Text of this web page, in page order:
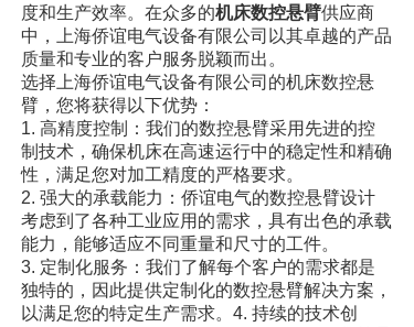
度和生产效率。在众多的机床数控悬臂供应商
中，上海侨谊电气设备有限公司以其卓越的产品
质量和专业的客户服务脱颖而出。
选择上海侨谊电气设备有限公司的机床数控悬
臂，您将获得以下优势：
1. 高精度控制：我们的数控悬臂采用先进的控
制技术，确保机床在高速运行中的稳定性和精确
性，满足您对加工精度的严格要求。
2. 强大的承载能力：侨谊电气的数控悬臂设计
考虑到了各种工业应用的需求，具有出色的承载
能力，能够适应不同重量和尺寸的工件。
3. 定制化服务：我们了解每个客户的需求都是
独特的，因此提供定制化的数控悬臂解决方案，
以满足您的特定生产需求。4. 持续的技术创